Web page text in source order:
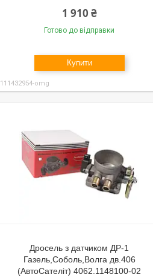
1 910 ₴
Готово до відправки
Купити
111432954-omg
Дросель з датчиком ДР-1
Газель,Соболь,Волга дв.406
(АвтоСателiт) 4062.1148100-02